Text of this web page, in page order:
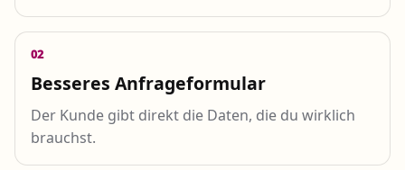
02
Besseres Anfrageformular
Der Kunde gibt direkt die Daten, die du wirklich
brauchst.